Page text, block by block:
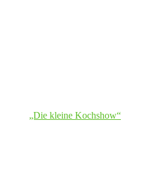
„Die kleine Kochshow“